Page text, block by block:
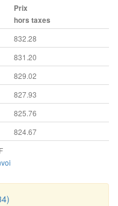
Prix
hors taxes
832.28
831.20
829.02
827.93
825.76
824.67